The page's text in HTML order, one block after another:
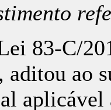
83-C/
aditou ao